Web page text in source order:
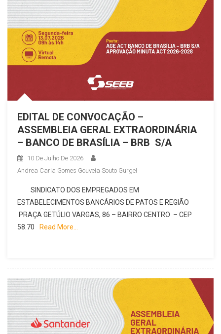
EDITAL DE CONVOCAÇÃO –
ASSEMBLEIA GERAL EXTRAORDINÁRIA
– BANCO DE BRASÍLIA – BRB S/A
10 De Julho De 2026
Andrea Carla Gomes Gouveia Souto Gurgel
SINDICATO DOS EMPREGADOS EM
ESTABELECIMENTOS BANCÁRIOS DE PATOS E REGIÃO
PRAÇA GETÚLIO VARGAS, 86 – BAIRRO CENTRO – CEP
58.70
Read More…